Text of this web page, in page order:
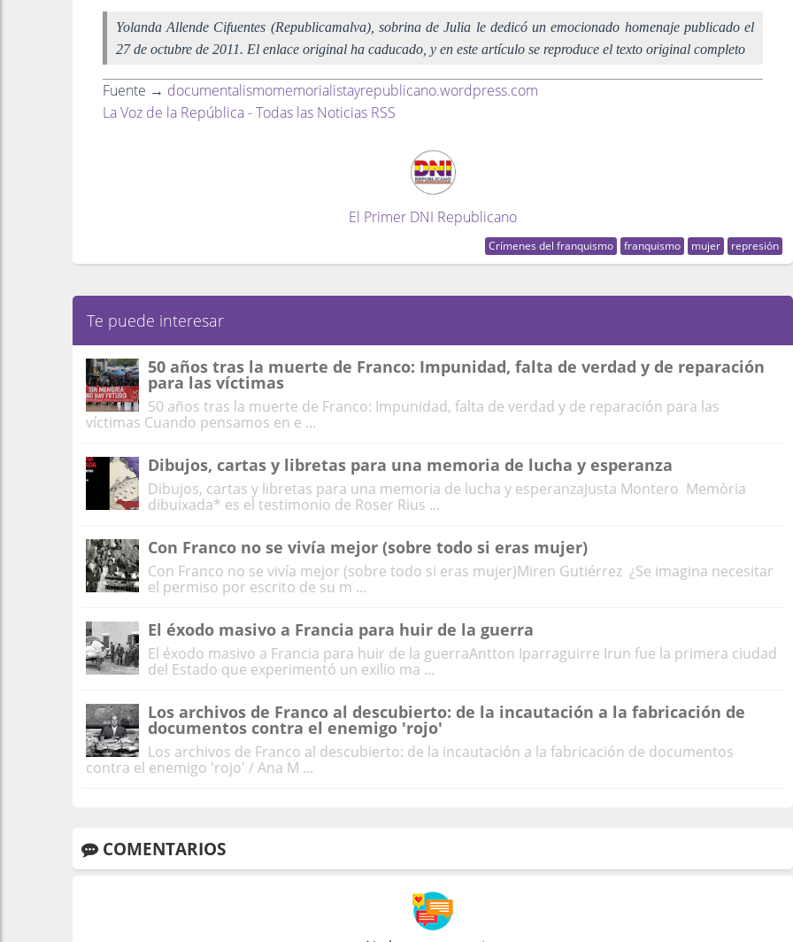
Yolanda Allende Cifuentes (Republicamalva), sobrina de Julia le dedicó un emocionado homenaje publicado el
27 de octubre de 2011. El enlace original ha caducado, y en este artículo se reproduce el texto original completo
Fuente → documentalismomemorialistayrepublicano.wordpress.com
La Voz de la República - Todas las Noticias RSS
El Primer DNI Republicano
Crímenes del franquismo franquismo mujer represión
Te puede interesar
50 años tras la muerte de Franco: Impunidad, falta de verdad y de reparación
para las víctimas
50 años tras la muerte de Franco: Impunidad, falta de verdad y de reparación para las
víctimas Cuando pensamos en e ...
Dibujos, cartas y libretas para una memoria de lucha y esperanza
Dibujos, cartas y libretas para una memoria de lucha y esperanzaJusta Montero Memòria
dibuixada* es el testimonio de Roser Rius ...
Con Franco no se vivía mejor (sobre todo si eras mujer)
Con Franco no se vivía mejor (sobre todo si eras mujer)Miren Gutiérrez ¿Se imagina necesitar
el permiso por escrito de su m ...
El éxodo masivo a Francia para huir de la guerra
El éxodo masivo a Francia para huir de la guerraAntton Iparraguirre Irun fue la primera ciudad
del Estado que experimentó un exilio ma ...
Los archivos de Franco al descubierto: de la incautación a la fabricación de
documentos contra el enemigo 'rojo'
Los archivos de Franco al descubierto: de la incautación a la fabricación de documentos
contra el enemigo 'rojo' / Ana M ...
COMENTARIOS